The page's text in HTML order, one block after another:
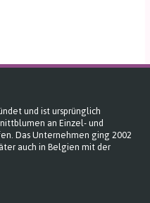
und ist ursprünglich
an Einzel- und
Das Unternehmen ging 2002
auch in Belgien mit der